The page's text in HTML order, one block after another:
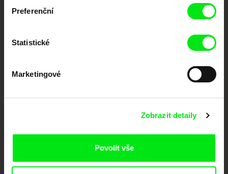
Preferenční
Statistické
Marketingové
Zobrazit detaily
Povolit vše